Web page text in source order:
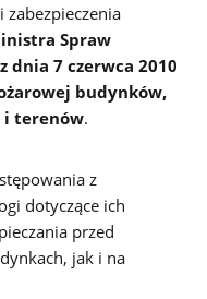
Spraw
7 czerwca 2010
budynków,
i terenów.
z
dotyczące ich
przed
jak i na